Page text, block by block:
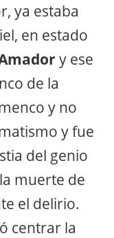
ya estaba
en estado
y ese
de la
y no
y fue
del genio
muerte de
el delirio.
centrar la